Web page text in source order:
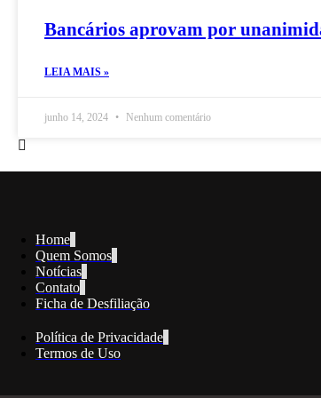
Bancários aprovam por
LEIA MAIS »
junho 14, 2024 Nenhum comentário
Home
Quem Somos
Notícias
Contato
Ficha de Desfiliação
Política de Privacidade
Termos de Uso